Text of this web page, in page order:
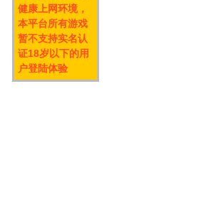
健康上网环境，
本平台所有游戏
暂不支持实名认
证18岁以下的用
户登陆体验